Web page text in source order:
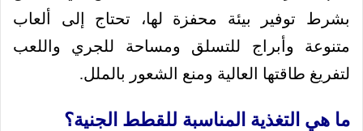
بشرط توفير بيئة محفزة لها، تحتاج إلى ألعاب
متنوعة وأبراج للتسلق ومساحة للجري واللعب
لتفريغ طاقتها العالية ومنع الشعور بالملل.
ما هي التغذية المناسبة للقطط الجنية؟